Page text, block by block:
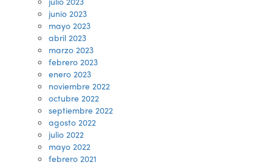
junio 2023
mayo 2023
abril 2023
marzo 2023
febrero 2023
enero 2023
noviembre 2022
octubre 2022
septiembre 2022
agosto 2022
julio 2022
mayo 2022
febrero 2021